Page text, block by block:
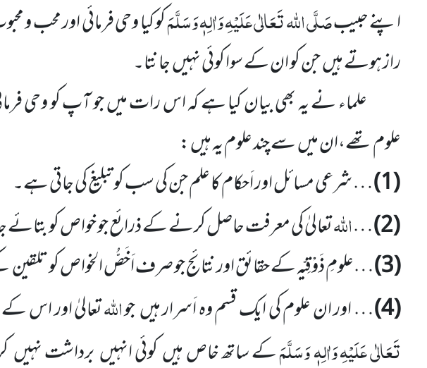
اپنے حبیبصَلَّی اللہ تَعَالٰی عَلَیْہِوَاٰلِہٖ وَسَلَّمَکو کیا وحی فرمائی اور محب
راز ہوتے ہیں جن کو ان کے سوا کوئی نہیں جانتا۔
علماء نے یہ بھی بیان کیا ہے کہ اس رات میں جو آپ کو وحی
علوم تھے،ان میں سے چند علوم یہ ہیں :
(1) … شرعی مسائل اور اَحکام کا علم جن کی سب کو تبلیغ کی جاتی ہے۔
(2)
…اللہتعالیٰ کی معرفت حاصل کرنے کے ذرائع جو خواص کو
(3) …علومِ ذَوْقِیّہ کے حقائق اور نتائج جو صرف اَخَصُّ الخواص کو
(4) … اور ان علوم کی ایک قسم وہ اَسرار ہیں جواللہتعالیٰ اور اس
تَعَالٰی عَلَیْہِوَاٰلِہٖ وَسَلَّمَکے ساتھ خاص ہیں کوئی انہیں برداشت نہیں